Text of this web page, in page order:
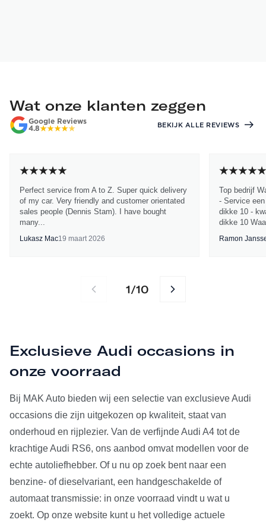
Wat onze klanten zeggen
Google Reviews
4.8
BEKIJK ALLE REVIEWS
Perfect service from A to Z. Super quick delivery
of my car. Very friendly and customer orientated
sales people (Dennis Stam). I have bought
many...
Lukasz Mac19 maart 2026
Top bedrijf
- Service
dikke 10 -
dikke 10
Ramon
1/10
Exclusieve Audi occasions in
onze voorraad
Bij MAK Auto bieden wij een selectie van exclusieve Audi
occasions die zijn uitgekozen op kwaliteit, staat van
onderhoud en rijplezier. Van de verfijnde Audi A4 tot de
krachtige Audi RS6, ons aanbod omvat modellen voor de
echte autoliefhebber. Of u nu op zoek bent naar een
benzine- of dieselvariant, een handgeschakelde of
automaat transmissie: in onze voorraad vindt u wat u
zoekt. Op onze website kunt u het volledige actuele